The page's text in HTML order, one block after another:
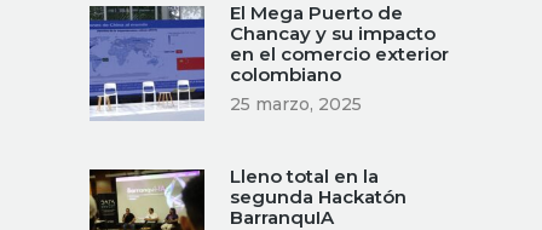
El Mega Puerto de
Chancay y su impacto
en el comercio exterior
colombiano
25 marzo, 2025
Lleno total en la
segunda Hackatón
BarranquIA